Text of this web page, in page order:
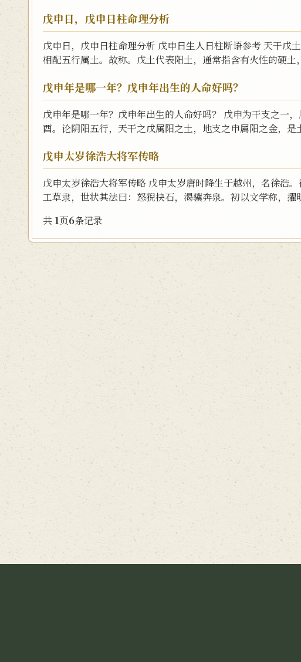
戊申日，戊申日柱命理分析
戊申日，戊申日柱命理分析 戊申日生人日柱断语参考 天干戊
相配五行属土。故称。戊土代表阳土，通常指含有火性的硬土
戊申年是哪一年？戊申年出生的人命好吗？
戊申年是哪一年？戊申年出生的人命好吗？ 戊申为干支之一
酉。论阴阳五行，天干之戊属阳之土，地支之申属阳之金，是
戊申太岁徐浩大将军传略
戊申太岁徐浩大将军传略 戊申太岁唐时降生于越州，名徐浩
工草隶，世状其法曰：怒猊抉石，渴骥奔泉。初以文学称，擢
共 1页6条记录